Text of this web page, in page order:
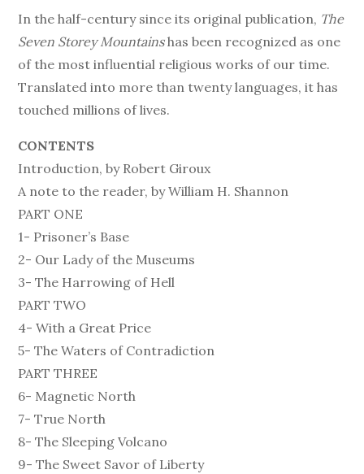
In the half-century since its original publication, The
Seven Storey Mountainshas been recognized as one
of the most influential religious works of our time.
Translated into more than twenty languages, it has
touched millions of lives.
CONTENTS
Introduction, by Robert Giroux
A note to the reader, by William H. Shannon
PART ONE
1- Prisoner’s Base
2- Our Lady of the Museums
3- The Harrowing of Hell
PART TWO
4- With a Great Price
5- The Waters of Contradiction
PART THREE
6- Magnetic North
7- True North
8- The Sleeping Volcano
9- The Sweet Savor of Liberty